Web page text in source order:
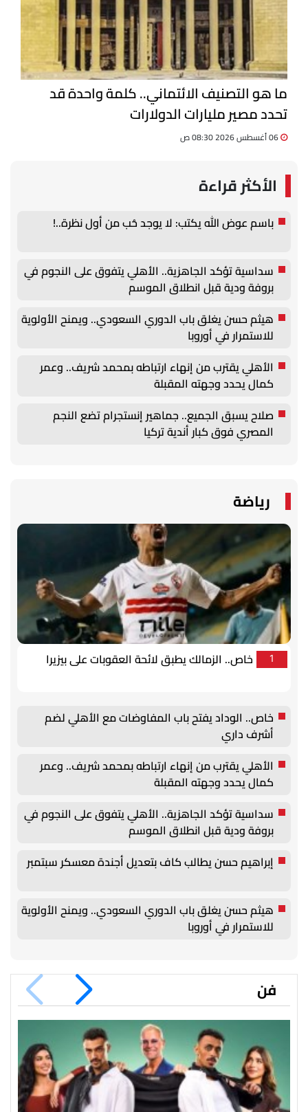
ما هو التصنيف الائتماني.. كلمة واحدة قد
تحدد مصير مليارات الدولارات
الأكثر قراءة
باسم عوض الله يكتب: لا يوجد حُب من أول نظرة..!
سداسية تؤكد الجاهزية.. الأهلي يتفوق على النجوم في
بروفة ودية قبل انطلاق الموسم
هيثم حسن يغلق باب الدوري السعودي.. ويمنح الأولوية
للاستمرار في أوروبا
الأهلي يقترب من إنهاء ارتباطه بمحمد شريف.. وعمر
كمال يحدد وجهته المقبلة
صلاح يسبق الجميع.. جماهير إنستجرام تضع النجم
المصري فوق كبار أندية تركيا
رياضة
1 خاص.. الزمالك يطبق لائحة العقوبات على بيزيرا
خاص.. الوداد يفتح باب المفاوضات مع الأهلي لضم
أشرف داري
الأهلي يقترب من إنهاء ارتباطه بمحمد شريف.. وعمر
كمال يحدد وجهته المقبلة
سداسية تؤكد الجاهزية.. الأهلي يتفوق على النجوم في
بروفة ودية قبل انطلاق الموسم
إبراهيم حسن يطالب كاف بتعديل أجندة معسكر سبتمبر
هيثم حسن يغلق باب الدوري السعودي.. ويمنح الأولوية
للاستمرار في أوروبا
فن